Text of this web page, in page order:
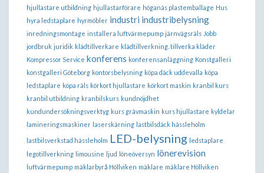
hjullastare utbildning hjullastarförare höganäs plastemballage Hus
hyra ledstaplare hyrmöbler industri industribelysning
inredningsmontage installera luftvärmepump järnvägsräls Jobb
jordbruk juridik klädtillverkare klädtillverkning. tillverka kläder
Kompressor Service konferens konferensanläggning Konstgalleri
konstgalleri Göteborg kontorsbelysning köpa däck uddevalla köpa
ledstaplare köpa räls körkort hjullastare körkort maskin kranbil kurs
kranbil utbildning kranbilskurs kundnöjdhet
kundundersökningsverktyg kurs grävmaskin kurs hjullastare kyldelar
lamineringsmaskiner laserskärning lastbilsdäck hässleholm
lastbilsverkstad hässleholm LED-belysning ledstaplare
legotillverkning limousine ljud löneöversyn lönerevision
luftvärmepump mäklarbyrå Höllviken mäklare mäklare Höllviken